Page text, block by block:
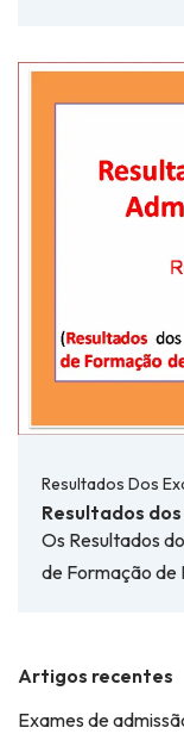
Resultados Dos
Resultados
Os Resultados
de Formação de
Artigos recentes
Exames de